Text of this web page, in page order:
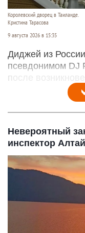
Королевский дворец в Таиланде.
Кристина Тарасова
9 августа 2026 в 15:35
Диджей из
псевдонимом
после
Невероятный
инспектор